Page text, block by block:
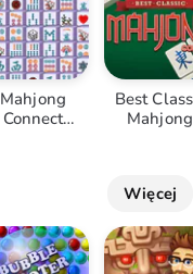
Mahjong
Connect
Best
Mahjong
Więcej